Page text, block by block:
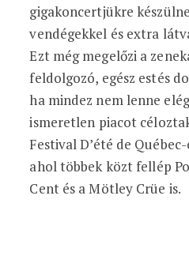
gigakoncertjükre
vendégekkel és extra
Ezt még megelőzi a
feldolgozó, egész estés
ha mindez nem lenne
ismeretlen piacot
Festival D’été de
ahol többek közt fellép
Cent és a Mötley Crüe is.